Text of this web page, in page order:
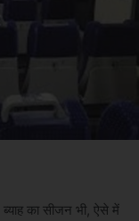
ब्याह का सीजन भी, ऐसे में